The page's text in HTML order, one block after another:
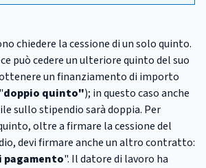
chiedere la cessione di un solo quinto.
può cedere un ulteriore quinto del suo
un finanziamento di importo
doppio quinto"); in questo caso anche
sullo stipendio sarà doppia. Per
oltre a firmare la cessione del
devi firmare anche un altro contratto:
pagamento". Il datore di lavoro ha